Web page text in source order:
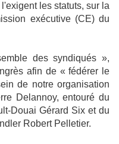
les statuts, sur la
exécutive (CE) du
des syndiqués »,
afin de « fédérer le
de notre organisation
Delannoy, entouré du
Douai Gérard Six et du
Robert Pelletier.